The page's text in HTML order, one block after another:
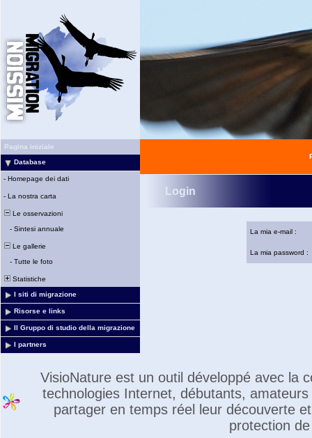
Pagina iniziale
Database
- Homepage dei dati
- La nostra carta
Le osservazioni
- Sintesi annuale
Le gallerie
- Tutte le foto
Statistiche
I siti di migrazione
Risorse e links
Il Gruppo di studio della migrazione
I partners
Login
La mia e-mail :
La mia password :
VisioNature est un outil développé avec la
technologies Internet, débutants,
partager en temps réel leur découverte
protection